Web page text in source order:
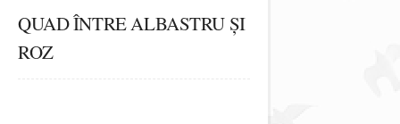
QUAD ÎNTRE ALBASTRU ȘI
ROZ